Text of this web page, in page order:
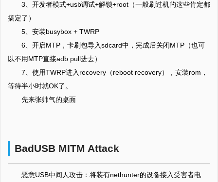
3、开发者模式+usb调试+解锁+root（一般刷过机的这些肯定都
搞定了）
5、安装busybox + TWRP
6、开启MTP，卡刷包导入sdcard中，完成后关闭MTP（也可
以不用MTP直接adb pull进去）
7、使用TWRP进入recovery（reboot recovery），安装rom，
等待半小时就OK了。
先来张帅气的桌面
BadUSB MITM Attack
恶意USB中间人攻击：将装有nethunter的设备接入受害者电